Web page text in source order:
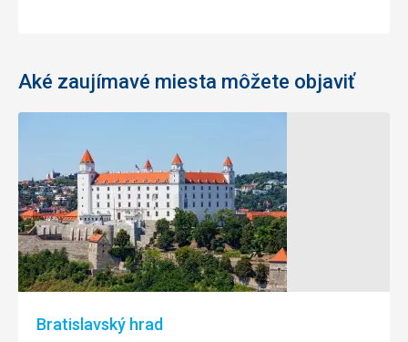
Aké zaujímavé miesta môžete objaviť
Bratislavský hrad